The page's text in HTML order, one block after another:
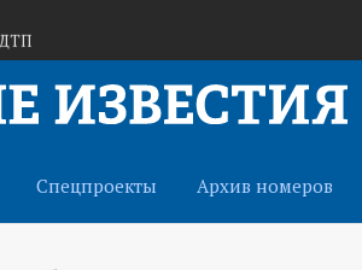
Спецпроекты Архив номеров